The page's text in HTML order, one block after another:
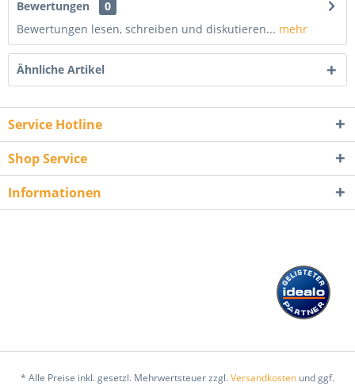
Bewertungen
0
Bewertungen lesen, schreiben und diskutieren... mehr
Ähnliche Artikel
Service Hotline
Shop Service
Informationen
* Alle Preise inkl. gesetzl. Mehrwertsteuer zzgl.Versandkosten und ggf.